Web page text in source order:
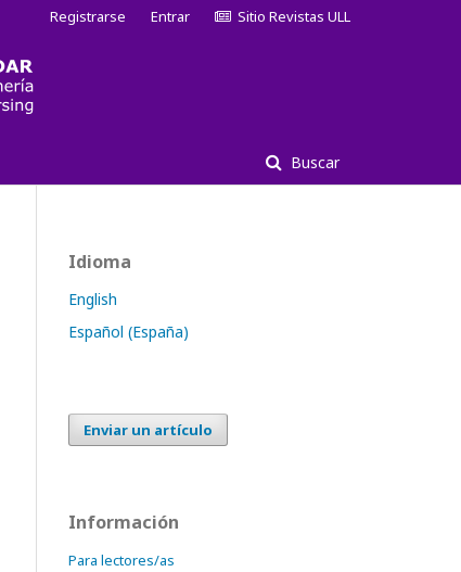
Buscar
Registrarse Entrar Sitio Revistas ULL
Idioma
English
Español (España)
Enviar un artículo
Información
Para lectores/as